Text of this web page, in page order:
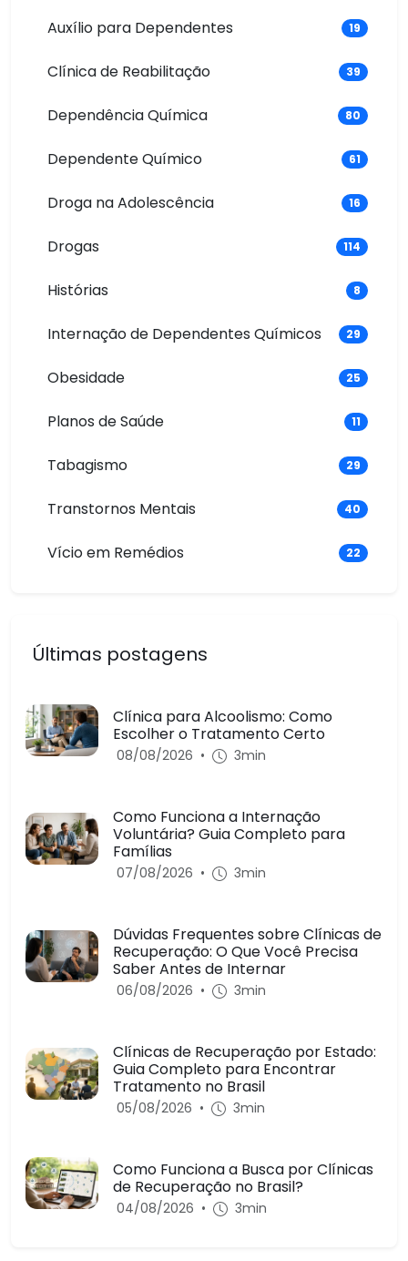
Auxílio para Dependentes 19
Clínica de Reabilitação 39
Dependência Química 80
Dependente Químico 61
Droga na Adolescência 16
Drogas 114
Histórias 8
Internação de Dependentes Químicos 29
Obesidade 25
Planos de Saúde 11
Tabagismo 29
Transtornos Mentais 40
Vício em Remédios 22
Últimas postagens
Clínica para Alcoolismo: Como
Escolher o Tratamento Certo
08/08/2026 • 3min
Como Funciona a Internação
Voluntária? Guia Completo para
Famílias
07/08/2026 • 3min
Dúvidas Frequentes sobre Clínicas de
Recuperação: O Que Você Precisa
Saber Antes de Internar
06/08/2026 • 3min
Clínicas de Recuperação por Estado:
Guia Completo para Encontrar
Tratamento no Brasil
05/08/2026 • 3min
Como Funciona a Busca por Clínicas
de Recuperação no Brasil?
04/08/2026 • 3min